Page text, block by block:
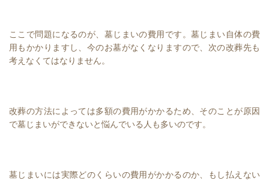
ここで問題になるのが、墓じまいの費用です。墓じまい自体の費
用もかかりますし、今のお墓がなくなりますので、次の改葬先も
考えなくてはなりません。
改葬の方法によっては多額の費用がかかるため、そのことが原因
で墓じまいができないと悩んでいる人も多いのです。
墓じまいには実際どのくらいの費用がかかるのか、もし払えない